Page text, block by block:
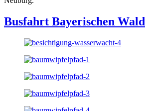
Busfahrt Bayerischen Wald